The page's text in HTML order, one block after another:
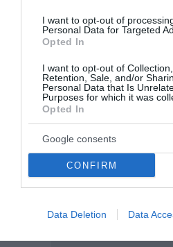
I want to opt-out of
Personal Data for Targeted
Opted In
I want to opt-out of Collection,
Retention, Sale, and/or
Personal Data that Is
Purposes for which it was
Opted In
Google consents
CONFIRM
Data Deletion Data